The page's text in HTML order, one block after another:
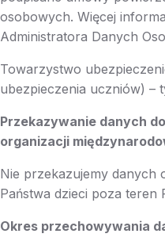
osobowych. Więcej
Administratora Danych
Towarzystwo
ubezpieczenia uczniów) –
Przekazywanie danych
organizacji
Nie przekazujemy danych
Państwa dzieci poza teren
Okres przechowywania